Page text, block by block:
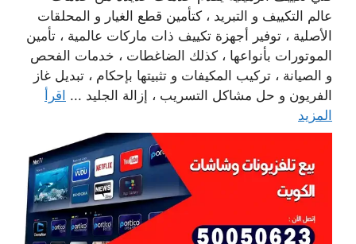
عالم التكييف و التبريد ، كتأمين قطع الغيار و المحلقات
الأصلية ، توفير أجهزة تكييف ذات ماركات عالمية ، تأمين
الموتورات بأنواعها ، كذلك الضاغطات ، خدمات الفحص
و الصيانة ، تركيب المكيفات و تثبيتها بإحكام ، تبديل غاز
الفريون و حل مشاكل التسريب ، إزالة الجليد ... اقرأ
المزيد